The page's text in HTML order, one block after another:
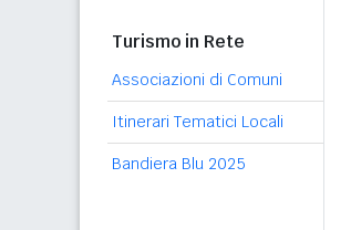
Turismo in Rete
Associazioni di Comuni
Itinerari Tematici Locali
Bandiera Blu 2025